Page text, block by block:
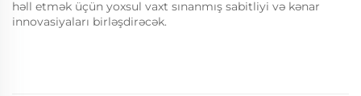
həll etmək üçün yoxsul vaxt sınanmış sabitliyi və kənar
innovasiyaları birləşdirəcək.